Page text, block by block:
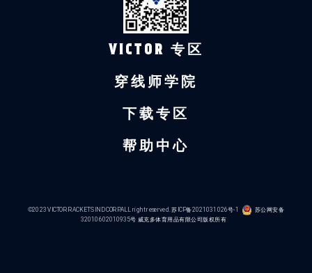
VICTOR 专区
穿线师学院
下载专区
帮助中心
©2023 VICTOR RACKETS IND CORP.ALL right reserved.苏ICP备2021031026号-1 苏公网安备
32010602010935号 威克多体育用品有限公司版权所有